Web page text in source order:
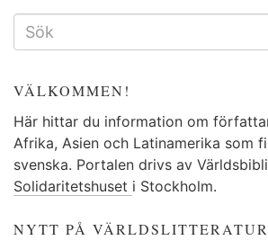
SÖKFORMULÄR
VÄLKOMMEN!
Här hittar du information om
Afrika, Asien och Latinamerika som
svenska. Portalen drivs av
Solidaritetshuset i Stockholm.
NYTT PÅ